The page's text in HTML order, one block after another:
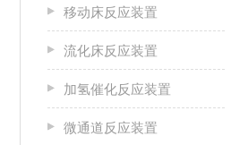
移动床反应装置
流化床反应装置
加氢催化反应装置
微通道反应装置